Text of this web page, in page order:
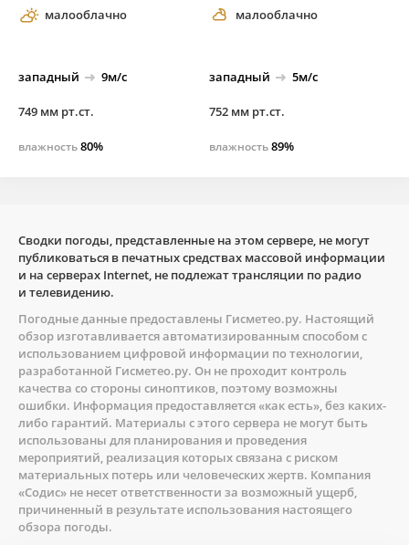
малооблачно
западный 9м/с
749 мм рт.ст.
влажность80%
малооблачно
западный 5м/с
752 мм рт.ст.
влажность89%
Сводки погоды, представленные на этом сервере, не могут
публиковаться в печатных средствах массовой информации
и на серверах Internet, не подлежат трансляции по радио
и телевидению.
Погодные данные предоставлены Гисметео.ру. Настоящий
обзор изготавливается автоматизированным способом с
использованием цифровой информации по технологии,
разработанной Гисметео.ру. Он не проходит контроль
качества со стороны синоптиков, поэтому возможны
ошибки. Информация предоставляется «как есть», без каких-
либо гарантий. Материалы с этого сервера не могут быть
использованы для планирования и проведения
мероприятий, реализация которых связана с риском
материальных потерь или человеческих жертв. Компания
«Содис» не несет ответственности за возможный ущерб,
причиненный в результате использования настоящего
обзора погоды.